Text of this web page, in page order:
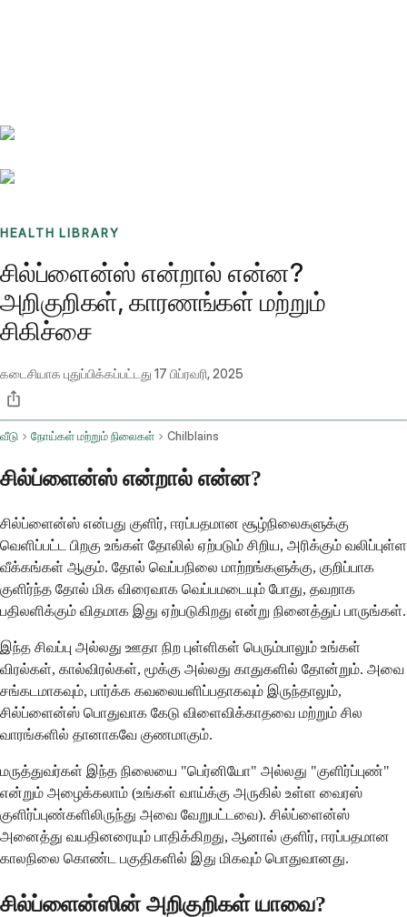
HEALTH LIBRARY
சில்ப்ளைன்ஸ் என்றால் என்ன?
அறிகுறிகள், காரணங்கள் மற்றும்
சிகிச்சை
கடைசியாக புதுப்பிக்கப்பட்டது 17 பிப்ரவரி, 2025
வீடு நோய்கள் மற்றும் நிலைகள் Chilblains
சில்ப்ளைன்ஸ் என்றால் என்ன?
சில்ப்ளைன்ஸ் என்பது குளிர், ஈரப்பதமான சூழ்நிலைகளுக்கு
வெளிப்பட்ட பிறகு உங்கள் தோலில் ஏற்படும் சிறிய, அரிக்கும் வலிப்புள்ள
வீக்கங்கள் ஆகும். தோல் வெப்பநிலை மாற்றங்களுக்கு, குறிப்பாக
குளிர்ந்த தோல் மிக விரைவாக வெப்பமடையும் போது, தவறாக
பதிலளிக்கும் விதமாக இது ஏற்படுகிறது என்று நினைத்துப் பாருங்கள்.
இந்த சிவப்பு அல்லது ஊதா நிற புள்ளிகள் பெரும்பாலும் உங்கள்
விரல்கள், கால்விரல்கள், மூக்கு அல்லது காதுகளில் தோன்றும். அவை
சங்கடமாகவும், பார்க்க கவலையளிப்பதாகவும் இருந்தாலும்,
சில்ப்ளைன்ஸ் பொதுவாக கேடு விளைவிக்காதவை மற்றும் சில
வாரங்களில் தானாகவே குணமாகும்.
மருத்துவர்கள் இந்த நிலையை "பெர்னியோ" அல்லது "குளிர்ப்புண்"
என்றும் அழைக்கலாம் (உங்கள் வாய்க்கு அருகில் உள்ள வைரஸ்
குளிர்ப்புண்களிலிருந்து அவை வேறுபட்டவை). சில்ப்ளைன்ஸ்
அனைத்து வயதினரையும் பாதிக்கிறது, ஆனால் குளிர், ஈரப்பதமான
காலநிலை கொண்ட பகுதிகளில் இது மிகவும் பொதுவானது.
சில்ப்ளைன்ஸின் அறிகுறிகள் யாவை?